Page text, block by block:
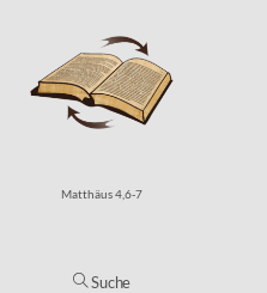
Matthäus 4,6-7
Suche